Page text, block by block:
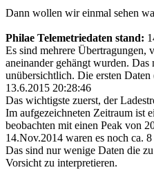
Dann wollen wir einmal sehen
Philae Telemetriedaten stand:
Es sind mehrere Übertragungen,
aneinander gehängt wurden.
unübersichtlich. Die ersten
13.6.2015 20:28:46
Das wichtigste zuerst, der
Im aufgezeichneten Zeitraum ist
beobachten mit einen Peak von
14.Nov.2014 waren es noch ca.
Das sind nur wenige Daten die
Vorsicht zu interpretieren.